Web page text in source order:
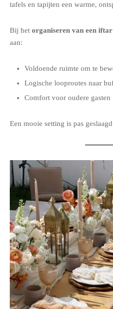
tafels en tapijten een warme,
Bij het organiseren van een iftar
aan:
Voldoende ruimte om te
Logische looproutes naar
Comfort voor oudere gasten
Een mooie setting is pas